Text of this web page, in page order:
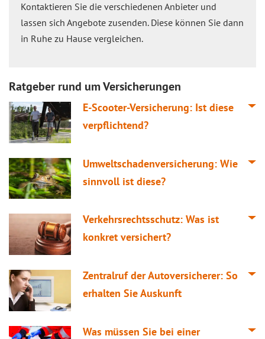
Kontaktieren Sie die verschiedenen Anbieter und
lassen sich Angebote zusenden. Diese können Sie dann
in Ruhe zu Hause vergleichen.
Ratgeber rund um Versicherungen
E-Scooter-Versicherung: Ist diese
verpflichtend?
Umweltschadenversicherung: Wie
sinnvoll ist diese?
Verkehrsrechtsschutz: Was ist
konkret versichert?
Zentralruf der Autoversicherer: So
erhalten Sie Auskunft
Was müssen Sie bei einer